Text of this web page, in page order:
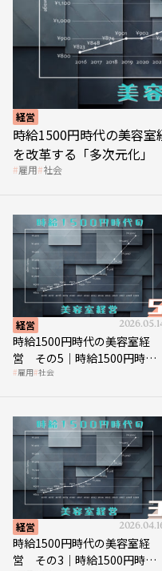
経営
時給1500円時代の美容
を改革する「多次元化」
雇用 社会
経営
時給1500円時代の美容室経
営 その5｜時給1500円時代
の到来は美容業の収益構造を
雇用 社会
経営
時給1500円時代の美容室経
営 その3｜時給1500円時